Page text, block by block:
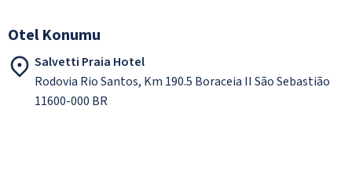
Otel Konumu
Salvetti Praia Hotel
Rodovia Rio Santos, Km 190.5 Boraceia II São Sebastião
11600-000 BR